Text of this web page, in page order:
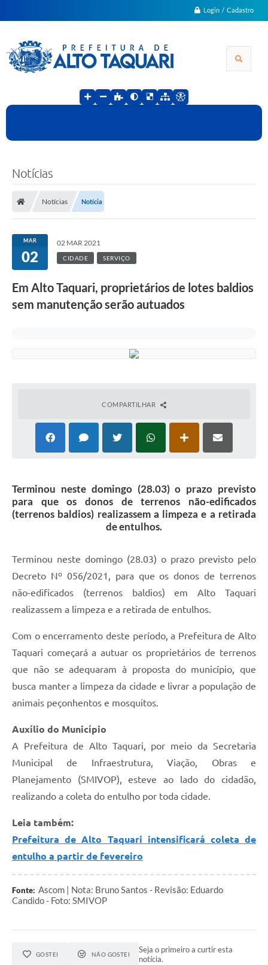
Login / Cadastro
Notícias
Notícias Notícia
MAR
02
02 MAR 2021
CIDADE SERVIÇO
Em Alto Taquari, proprietários de lotes baldios
sem manutenção serão autuados
COMPARTILHAR
Terminou neste domingo (28.03) o prazo previsto
para que os donos de terrenos não-edificados
(terrenos baldios) realizassem a limpeza e a retirada
de entulhos.
Terminou neste domingo (28.03) o prazo previsto pelo
Decreto Nº 056/2021, para que os donos de terrenos
não-edificados (terrenos baldios) em Alto Taquari
realizassem a limpeza e a retirada de entulhos.
Com o encerramento deste período, a Prefeitura de Alto
Taquari começará a autuar os proprietários de terrenos
que não se adequaram à proposta do município, que
busca manter a limpeza da cidade e livrar a população de
animais peçonhentos e mosquitos.
Auxílio do Município
A Prefeitura de Alto Taquari, por meio da Secretaria
Municipal de Infraestrutura, Viação, Obras e
Planejamento (SMIVOP), esteve ao lado do cidadão,
realizando a coleta do entulho por toda cidade.
Leia também:
Prefeitura de Alto Taquari intensificará coleta de
entulho a partir de fevereiro
Fonte: Ascom | Nota: Bruno Santos - Revisão: Eduardo
Candido - Foto: SMIVOP
GOSTEI NÃO GOSTEI
Seja o primeiro a curtir esta
notícia.